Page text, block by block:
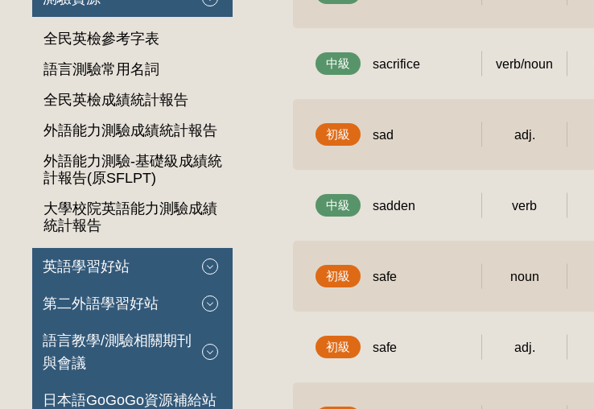
全民英檢參考字表
語言測驗常用名詞
全民英檢成績統計報告
外語能力測驗成績統計報告
外語能力測驗-基礎級成績統
計報告(原SFLPT)
大學校院英語能力測驗成績
統計報告
英語學習好站
第二外語學習好站
語言教學/測驗相關期刊
與會議
日本語GoGoGo資源補給站
中級 sacrifice verb/noun
初級 sad adj.
中級 sadden verb
初級 safe noun
初級 safe adj.